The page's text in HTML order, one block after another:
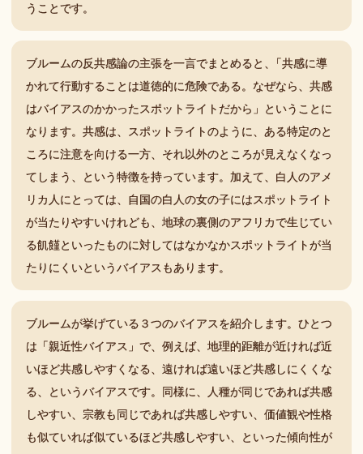
うことです。
ブルームの反共感論の主張を一言でまとめると 、
「共感に導
かれて行動することは道徳的に危険である。なぜなら、共感
はバイアスのかかったスポットライトだから」ということに
なります。共感は、スポットライトのように、ある特定のと
ころに注意を向ける一方、それ以外のところが見えなくなっ
てしまう、という特徴を持っています。加えて、白人のアメ
リカ人にとっては、自国の白人の女の子にはスポットライト
が当たりやすいけれども、地球の裏側のアフリカで生じてい
る飢饉といったものに対してはなかなかスポットライトが当
たりにくいというバイアスもあります。
ブルームが挙げている３つのバイアスを紹介します。ひとつ
は「親近性バイアス」で、例えば、地理的距離が近ければ近
いほど共感しやすくなる、遠ければ遠いほど共感しにくくな
る、というバイアスです。同様に、人種が同じであれば共感
しやすい、宗教も同じであれば共感しやすい、価値観や性格
も似ていれば似ているほど共感しやすい、といった傾向性が